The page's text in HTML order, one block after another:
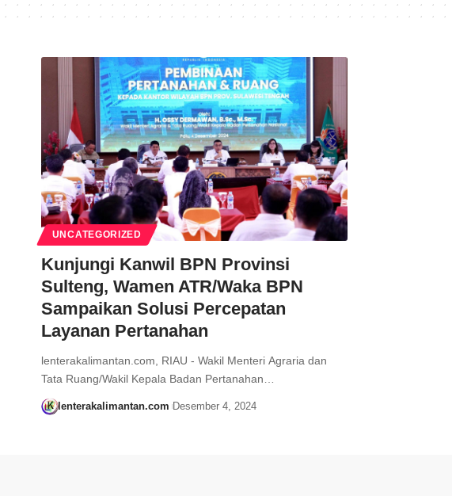
UNCATEGORIZED
Kunjungi Kanwil BPN Provinsi
Sulteng, Wamen ATR/Waka BPN
Sampaikan Solusi Percepatan
Layanan Pertanahan
lenterakalimantan.com, RIAU - Wakil Menteri Agraria dan
Tata Ruang/Wakil Kepala Badan Pertanahan…
lenterakalimantan.com Desember 4, 2024